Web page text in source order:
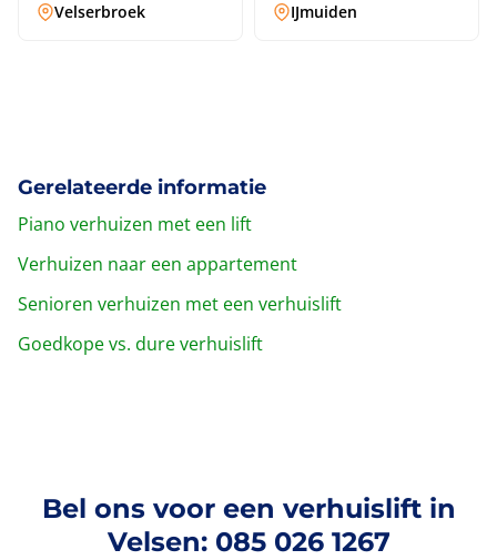
Velserbroek IJmuiden
Gerelateerde informatie
Piano verhuizen met een lift
Verhuizen naar een appartement
Senioren verhuizen met een verhuislift
Goedkope vs. dure verhuislift
Bel ons voor een verhuislift in
Velsen: 085 026 1267